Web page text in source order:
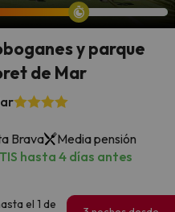
y parque
de Mar
Brava
Media pensión
hasta 4 días antes
el 1 de